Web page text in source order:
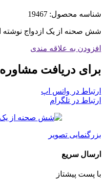
شناسه محصول: 19467
شش صحنه از یک ازدواج نوشته
افزودن به علاقه مندی
برای دریافت مشاوره
ارتباط در واتس اپ
ارتباط در تلگرام
بزرگنمایی تصویر
ارسال سریع
با پست پیشتاز